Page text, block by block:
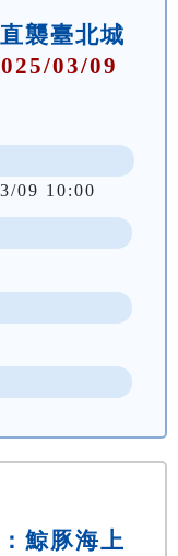
襲臺北城
03/09
09 10:00
鯨豚海上